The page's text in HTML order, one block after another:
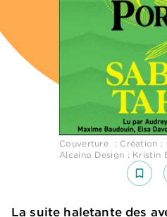
Couverture : Création :
Alcaino Design : Kristin
bookmark_border
La suite haletante des